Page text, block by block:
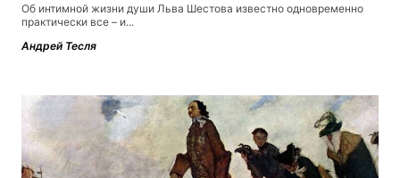
Об интимной жизни души Льва Шестова известно одновременно
практически все – и...
Андрей Тесля